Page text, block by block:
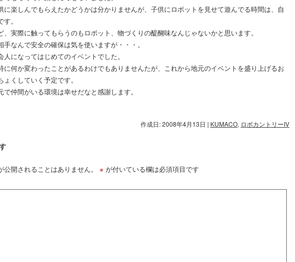
に楽しんでもらえたかどうかは分かりませんが、子供にロボットを見せて遊んでる時間は、自
。
、実際に触ってもらうのもロボット、物づくりの醍醐味なんじゃないかと思います。
手なんで安全の確保は気を使いますが・・・。
人になってはじめてのイベントでした。
に何か変わったことがあるわけでもありませんたが、これから地元のイベントを盛り上げるお
くしていく予定です。
で仲間がいる環境は幸せだなと感謝します。
作成日: 2008年4月13日 | KUMACO, ロボカントリーIV
公開されることはありません。 ※ が付いている欄は必須項目です